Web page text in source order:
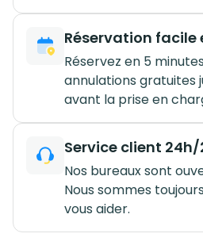
Réservation facile
Réservez en 5
annulations gratuites
avant la prise en
Service client 24h/
Nos bureaux sont
Nous sommes
vous aider.